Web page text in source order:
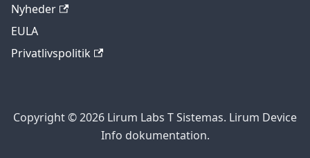
Nyheder
EULA
Privatlivspolitik
Copyright © 2026 Lirum Labs T Sistemas. Lirum Device
Info dokumentation.